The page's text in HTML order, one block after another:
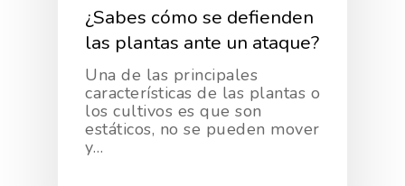
¿Sabes cómo se defienden
las plantas ante un ataque?
Una de las principales
características de las plantas o
los cultivos es que son
estáticos, no se pueden mover
y…